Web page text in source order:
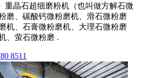
重晶石超细磨粉机（也叫做方解石微
磨、碳酸钙微粉磨机、滑石微粉磨
机、石膏微粉磨机、大理石微粉磨
、萤石微粉磨 .
8511